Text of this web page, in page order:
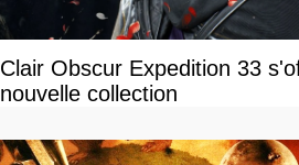
Clair Obscur Expedition 33
nouvelle collection